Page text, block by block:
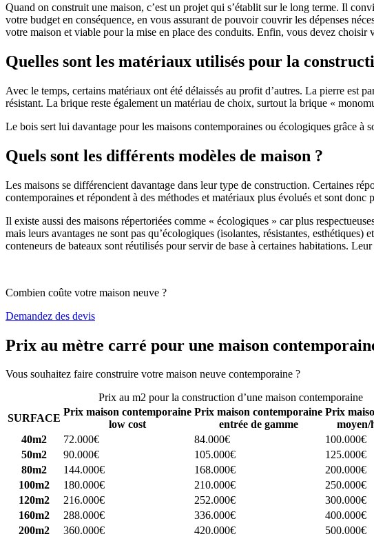
Quand on construit une maison, c’est un projet qui s’établit sur le long terme. Il
votre budget en conséquence, en vous assurant de pouvoir couvrir les dépenses
votre maison et viable pour la mise en place des conduits. Enfin, vous devez choisir
Quelles sont les matériaux utilisés pour la
Avec le temps, certains matériaux ont été délaissés au profit d’autres. La pierre est
résistant. La brique reste également un matériau de choix, surtout la brique «
Le bois sert lui davantage pour les maisons contemporaines ou écologiques grâce à
Quels sont les différents modèles de maison ?
Les maisons se différencient davantage dans leur type de construction. Certaines
contemporaines et répondent à des méthodes et matériaux plus évolués et sont
Il existe aussi des maisons répertoriées comme « écologiques » car plus
mais leurs avantages ne sont pas qu’écologiques (isolantes, résistantes,
conteneurs de bateaux sont réutilisés pour servir de base à certaines habitations.
Combien coûte votre maison neuve ?
Demandez des devis
Prix au mètre carré pour une maison
Vous souhaitez faire construire votre maison neuve contemporaine ?
Prix au m2 pour la construction d’une maison contemporaine
SURFACE
Prix maison contemporaine
low cost
Prix maison contemporaine
entrée de gamme
Prix
moyen/
40m2
72.000€ 84.000€
100.000€
50m2
90.000€ 105.000€
125.000€
80m2
144.000€ 168.000€
200.000€
100m2
180.000€ 210.000€
250.000€
120m2
216.000€ 252.000€
300.000€
160m2
288.000€ 336.000€
400.000€
200m2
360.000€ 420.000€ 500.000€